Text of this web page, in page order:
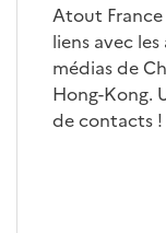
Atout
liens avec
médias de
Hong-Kong.
de contacts